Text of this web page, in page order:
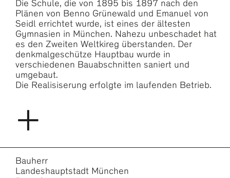
Die Schule, die von 1895 bis 1897 nach den
Plänen von Benno Grünewald und Emanuel von
Seidl errichtet wurde, ist eines der ältesten
Gymnasien in München. Nahezu unbeschadet hat
es den Zweiten Weltkireg überstanden. Der
denkmalgeschütze Hauptbau wurde in
verschiedenen Bauabschnitten saniert und
umgebaut.
Die Realisiserung erfolgte im laufenden Betrieb.
+
Bauherr
Landeshauptstadt München